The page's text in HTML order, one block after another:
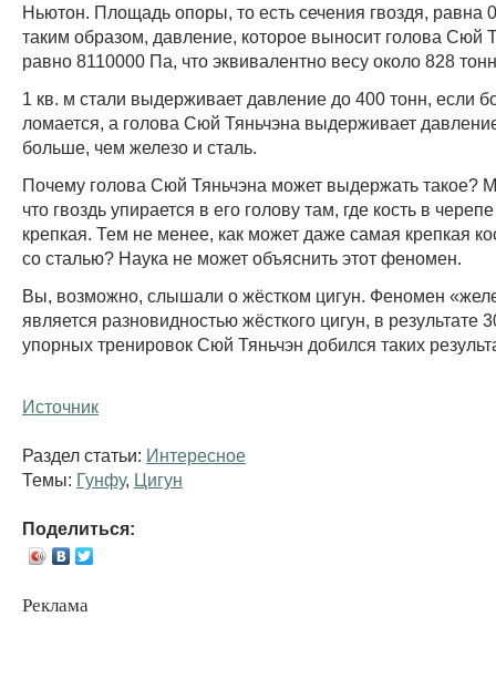
Ньютон. Площадь опоры, то есть сечения гвоздя, равна
таким образом, давление, которое выносит голова Сюй
равно 8110000 Па, что эквивалентно весу около 828
1 кв. м стали выдерживает давление до 400 тонн, если
ломается, а голова Сюй Тяньчэна выдерживает
больше, чем железо и сталь.
Почему голова Сюй Тяньчэна может выдержать такое?
что гвоздь упирается в его голову там, где кость в
крепкая. Тем не менее, как может даже самая крепкая
со сталью? Наука не может объяснить этот феномен.
Вы, возможно, слышали о жёстком цигун. Феномен
является разновидностью жёсткого цигун, в результате
упорных тренировок Сюй Тяньчэн добился таких
Источник
Раздел статьи: Интересное
Темы: Гунфу, Цигун
Поделиться:
Реклама